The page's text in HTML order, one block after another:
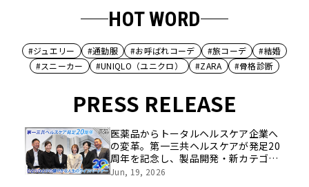
HOT WORD
#ジュエリー #通勤服 #お呼ばれコーデ #旅コーデ
#結婚
#スニーカー
#UNIQLO（ユニクロ） #ZARA #骨格診断
PRESS RELEASE
医薬品からトータルヘルスケア企業へ
の変革。第一三共ヘルスケアが発足20
周年を記念し、製品開発・新カテゴリ
挑戦の舞台や旧社統合時のエピソード
Jun, 19, 2026